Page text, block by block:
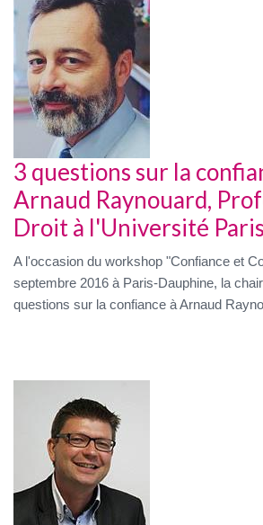
3 questions sur la
Arnaud Raynouard,
Droit à l'Université
A l'occasion du workshop "Confiance et
septembre 2016 à Paris-Dauphine, la
questions sur la confiance à Arnaud